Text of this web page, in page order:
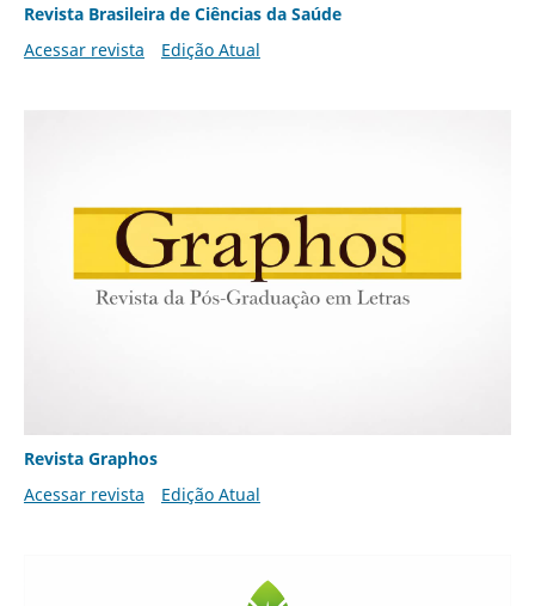
Revista Brasileira de Ciências da Saúde
Acessar revista
Edição Atual
Revista Graphos
Acessar revista
Edição Atual